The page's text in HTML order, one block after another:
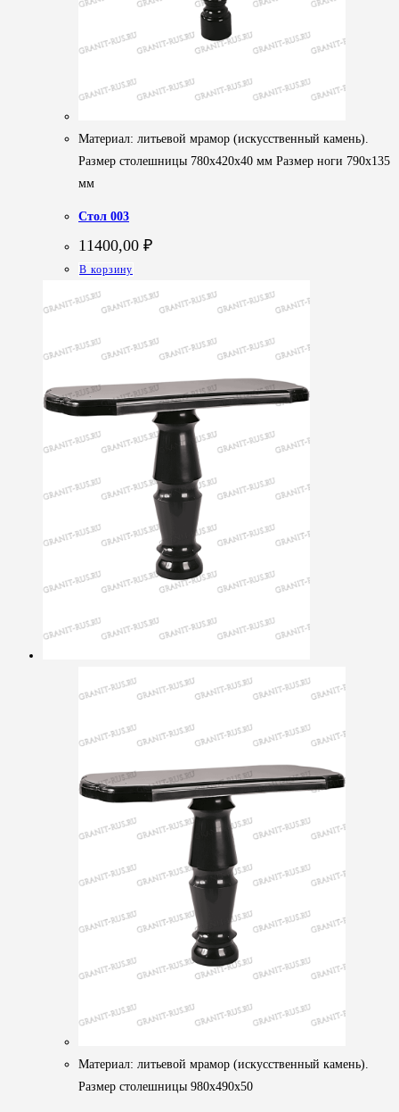
Материал: литьевой мрамор (искусственный камень).
Размер столешницы 780х420х40 мм Размер ноги 790х135
мм
Стол 003
11400,00 ₽
В корзину
Материал: литьевой мрамор (искусственный камень).
Размер столешницы 980х490х50